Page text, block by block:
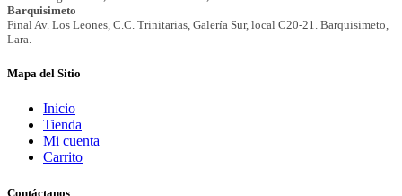
Mapa del Sitio
Inicio
Tienda
Mi cuenta
Carrito
Contáctanos